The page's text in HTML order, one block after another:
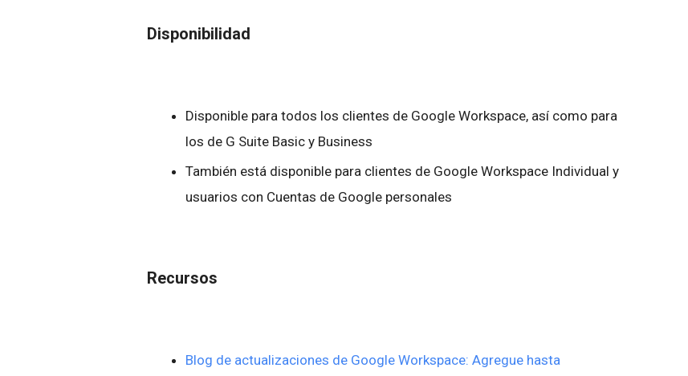
Disponibilidad
Disponible para todos los clientes de Google Workspace, así como para
los de G Suite Basic y Business
También está disponible para clientes de Google Workspace Individual y
usuarios con Cuentas de Google personales
Recursos
Blog de actualizaciones de Google Workspace: Agregue hasta